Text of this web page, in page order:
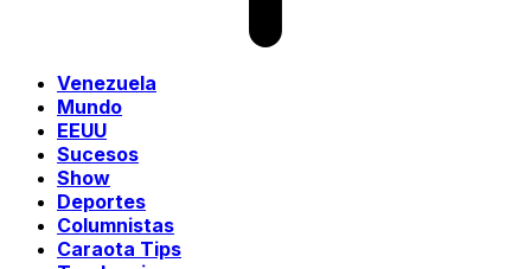
Venezuela
Mundo
EEUU
Sucesos
Show
Deportes
Columnistas
Caraota Tips